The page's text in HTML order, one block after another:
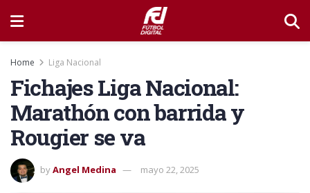
Home Liga Nacional
Fichajes Liga Nacional:
Marathón con barrida y
Rougier se va
byAngel Medina mayo 22, 2025